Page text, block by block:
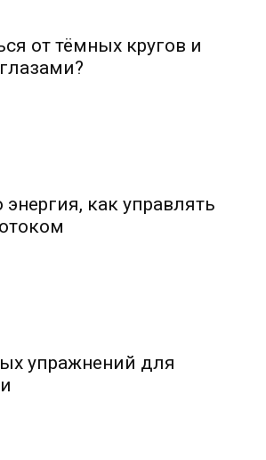
от тёмных кругов и
как управлять
упражнений для